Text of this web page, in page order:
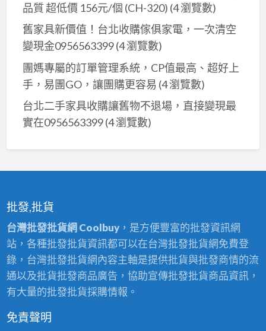
品質 超低價 156元/個 (CH-320) (4 瀏覽數)
舊家具新價值！台北收購傢俱家電，一次清空
變現金0956563399(4 瀏覽數)
團媽專屬的訂單管理系統，CP值最高、超好上
手，易團GO，讓團購更容易 (4 瀏覽數)
台北二手家具收購讓舊物不退場，直接變現最
實在0956563399(4 瀏覽數)
批發,批貨
台灣批發批貨網 Coolbuy，是方便豐富的批發資訊網
站，各種批發批貨資訊都可以在台灣批發批貨網免費登
錄，台灣批發批貨網內容主軸是提供批貨與批發商情的流
通以及批貨批發商品廣告，協助宣傳批發批貨商品資訊，
有大量的批發批貨採購情報。
免責聲明